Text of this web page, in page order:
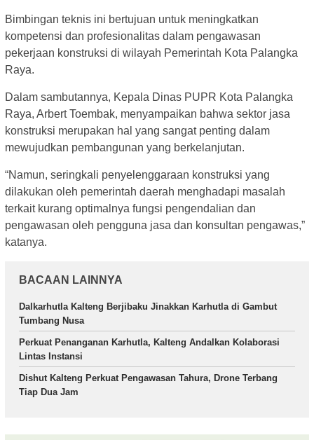
Bimbingan teknis ini bertujuan untuk meningkatkan
kompetensi dan profesionalitas dalam pengawasan
pekerjaan konstruksi di wilayah Pemerintah Kota Palangka
Raya.
Dalam sambutannya, Kepala Dinas PUPR Kota Palangka
Raya, Arbert Toembak, menyampaikan bahwa sektor jasa
konstruksi merupakan hal yang sangat penting dalam
mewujudkan pembangunan yang berkelanjutan.
“Namun, seringkali penyelenggaraan konstruksi yang
dilakukan oleh pemerintah daerah menghadapi masalah
terkait kurang optimalnya fungsi pengendalian dan
pengawasan oleh pengguna jasa dan konsultan pengawas,”
katanya.
BACAAN LAINNYA
Dalkarhutla Kalteng Berjibaku Jinakkan Karhutla di Gambut
Tumbang Nusa
Perkuat Penanganan Karhutla, Kalteng Andalkan Kolaborasi
Lintas Instansi
Dishut Kalteng Perkuat Pengawasan Tahura, Drone Terbang
Tiap Dua Jam